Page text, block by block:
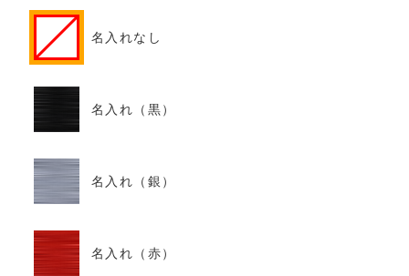
名入れなし
名入れ（黒）
名入れ（銀）
名入れ（赤）